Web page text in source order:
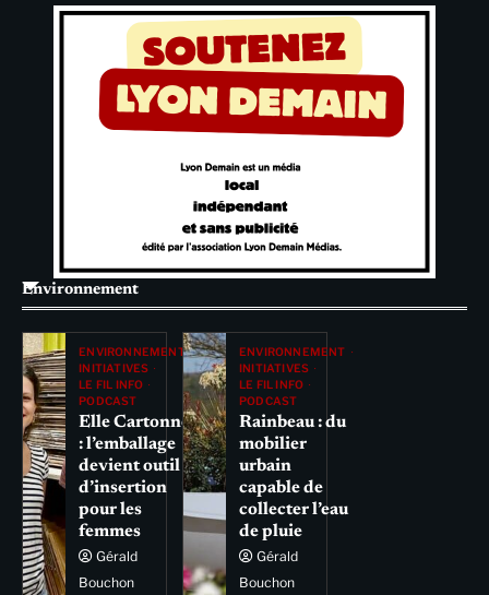
Environnement
ENVIRONNEMENT
INITIATIVES
LE FIL INFO
PODCAST
Elle Cartonne
: l’emballage
devient outil
d’insertion
pour les
femmes
Gérald
Bouchon
ENVIRONNEMENT
INITIATIVES
LE FIL INFO
PODCAST
Rainbeau : du
mobilier
urbain
capable de
collecter l’eau
de pluie
Gérald
Bouchon